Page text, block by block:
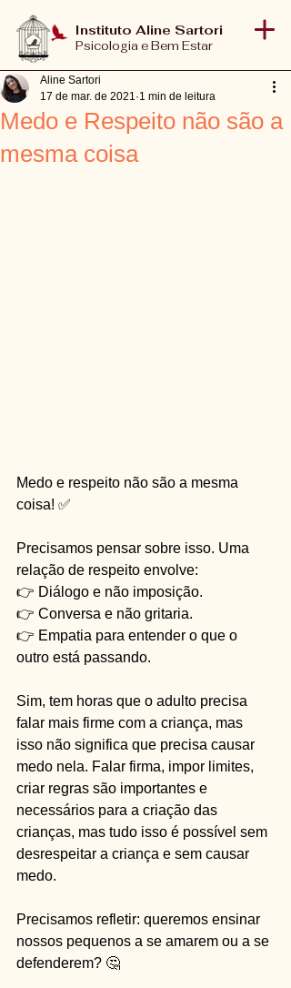
Instituto Aline Sartori
Psicologia e Bem Estar
Medo e Respeito não são a
mesma coisa
Aline Sartori
17 de mar. de 2021 1 min de leitura
Medo e respeito não são a mesma
coisa! ✅
Precisamos pensar sobre isso. Uma
relação de respeito envolve:
👉 Diálogo e não imposição.
👉 Conversa e não gritaria.
👉 Empatia para entender o que o
outro está passando.
Sim, tem horas que o adulto precisa
falar mais firme com a criança, mas
isso não significa que precisa causar
medo nela. Falar firma, impor limites,
criar regras são importantes e
necessários para a criação das
crianças, mas tudo isso é possível sem
desrespeitar a criança e sem causar
medo.
Precisamos refletir: queremos ensinar
nossos pequenos a se amarem ou a se
defenderem? 🤔